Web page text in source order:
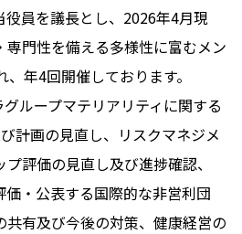
員を議長とし、2026年4月現
門性を備える多様性に富むメン
年4回開催しております。
ループマテリアリティに関する
計画の見直し、リスクマネジメ
評価の見直し及び進捗確認、
・公表する国際的な非営利団
有及び今後の対策、健康経営の